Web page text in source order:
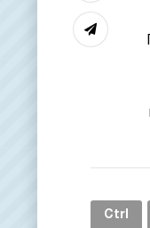
Ctrl